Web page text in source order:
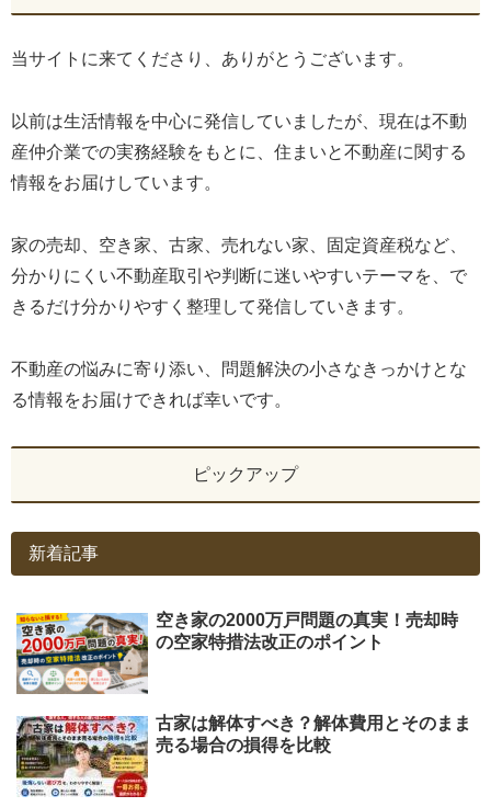
当サイトに来てくださり、ありがとうございます。
以前は生活情報を中心に発信していましたが、現在は不動
産仲介業での実務経験をもとに、住まいと不動産に関する
情報をお届けしています。
家の売却、空き家、古家、売れない家、固定資産税など、
分かりにくい不動産取引や判断に迷いやすいテーマを、で
きるだけ分かりやすく整理して発信していきます。
不動産の悩みに寄り添い、問題解決の小さなきっかけとな
る情報をお届けできれば幸いです。
ピックアップ
新着記事
空き家の2000万戸問題の真実！売却時
の空家特措法改正のポイント
古家は解体すべき？解体費用とそのまま
売る場合の損得を比較